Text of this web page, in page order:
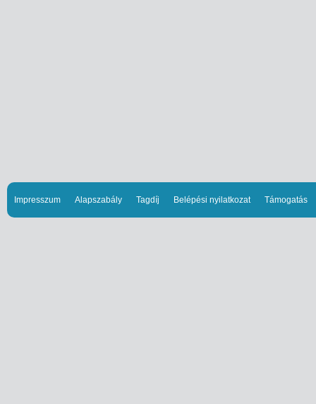
Impresszum Alapszabály Tagdíj Belépési nyilatkozat Támogatás